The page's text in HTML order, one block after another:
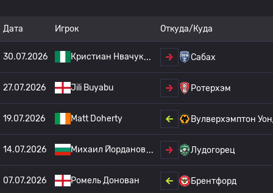
Дата Игрок Откуда/Куда
30.07.2026 Кристиан Нвачук Сабах
27.07.2026 Jili Buyabu Ротерхэм
19.07.2026 Matt Doherty Вулверхэмптон
14.07.2026 Михаил Йорданов Лудогорец
07.07.2026 Ромель Донован Брентфорд